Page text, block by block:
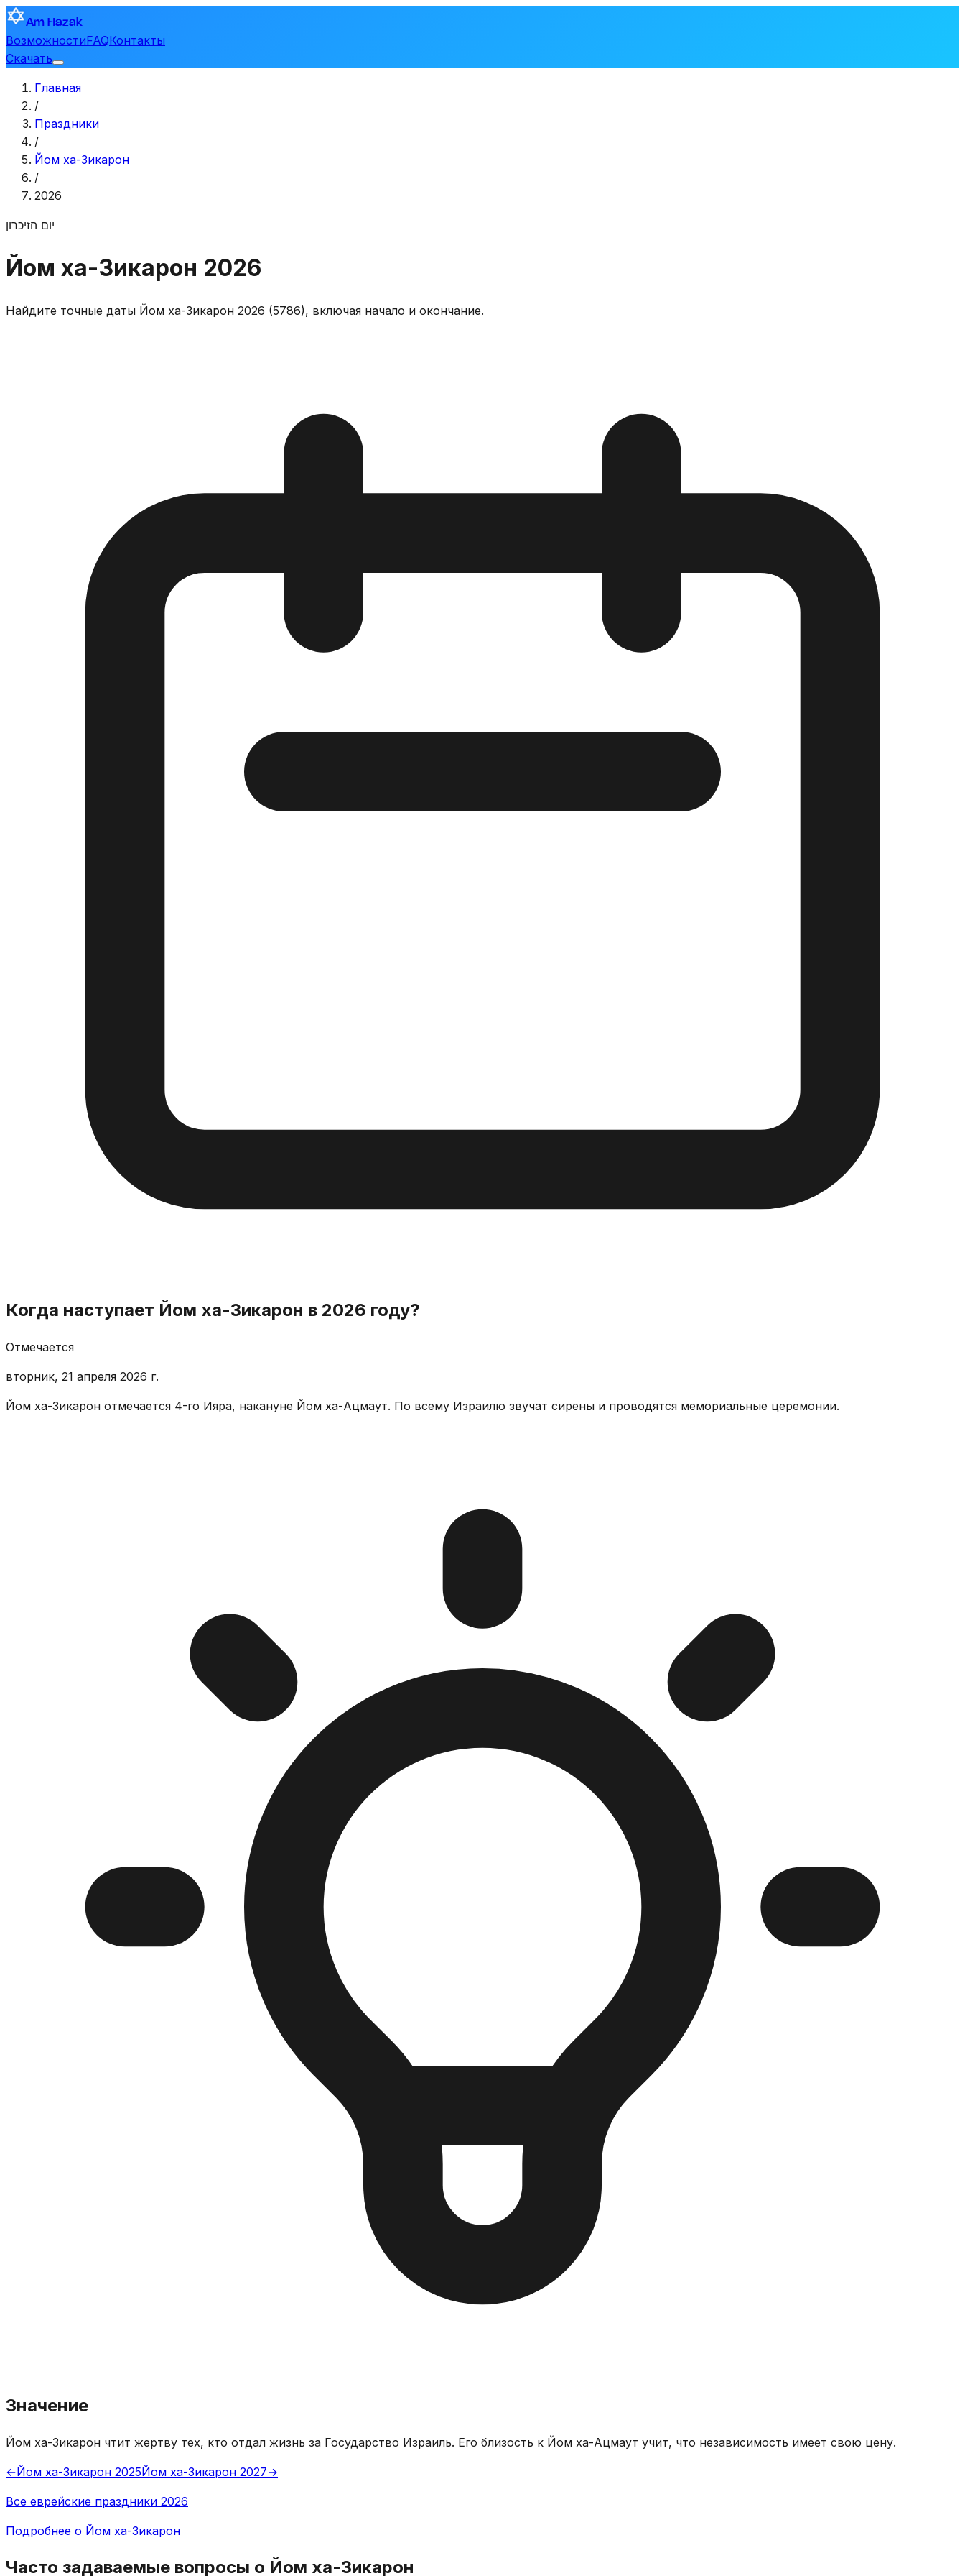
Am Hazak
ВозможностиFAQКонтакты
Скачать
Главная
/
Праздники
/
Йом ха-Зикарон
/
2026
יום הזיכרון
Йом ха-Зикарон 2026
Найдите точные даты Йом ха-Зикарон 2026 (5786), включая начало и окончание.
Когда наступает Йом ха-Зикарон в 2026 году?
Отмечается
вторник, 21 апреля 2026 г.
Йом ха-Зикарон отмечается 4-го Ияра, накануне Йом ха-Ацмаут. По всему Израилю звучат сирены и проводятся мемориальные церемонии.
Значение
Йом ха-Зикарон чтит жертву тех, кто отдал жизнь за Государство Израиль. Его близость к Йом ха-Ацмаут учит, что независимость имеет свою цену.
←Йом ха-Зикарон 2025Йом ха-Зикарон 2027→
Все еврейские праздники 2026
Подробнее о Йом ха-Зикарон
Часто задаваемые вопросы о Йом ха-Зикарон